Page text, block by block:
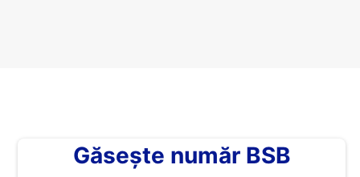
Găsește număr BSB